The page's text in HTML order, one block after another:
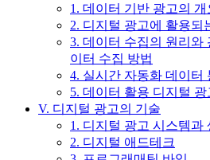
1. 데이터 기반 광고의 개
2. 디지털 광고에 활용되
3. 데이터 수집의 원리와
이터 수집 방법
4. 실시간 자동화 데이터
5. 데이터 활용 디지털
V. 디지털 광고의 기술
1. 디지털 광고 시스템과
2. 디지털 애드테크